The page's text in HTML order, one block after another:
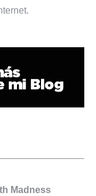
Madness